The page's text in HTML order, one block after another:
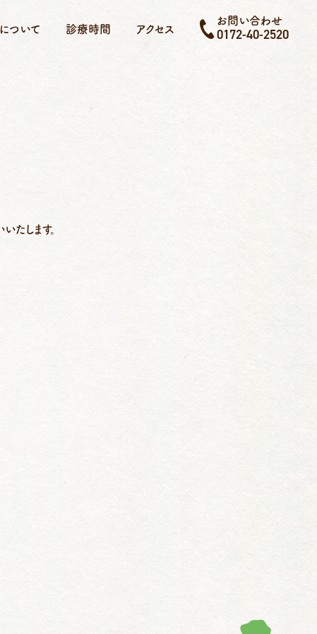
ついて 診療時間 アクセス
お問い合わせ
0172-40-2520
たします。